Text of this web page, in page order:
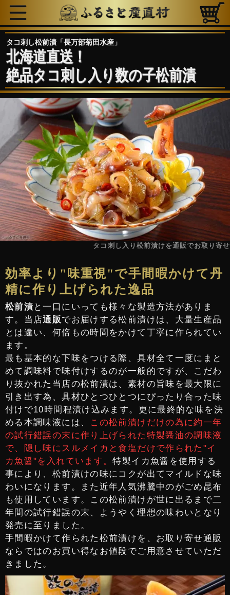
タコ刺し松前漬「長万部菊田水産」
北海道直送！
絶品タコ刺し入り数の子松前漬
タコ刺し入り松前漬けを通販でお取り寄せ
効率より"味重視"で手間暇かけて丹
精に作り上げられた逸品
松前漬と一口にいっても様々な製造方法がありま
す。当店通販でお届けする松前漬けは、大量生産品
とは違い、何倍もの時間をかけて丁寧に作られてい
ます。
最も基本的な下味をつける際、具材全て一度にまと
めて調味料で味付けするのが一般的ですが、こだわ
り抜かれた当店の松前漬は、素材の旨味を最大限に
引き出す為、具材ひとつひとつにぴったり合った味
付けで10時間程漬け込みます。更に最終的な味を決
める本調味液には、 この松前漬けだけの為に約一年
の試行錯誤の末に作り上げられた特製醤油の調味液
で、隠し味にスルメイカと食塩だけで作られた"イ
カ魚醤"を入れています。特製イカ魚醤を使用する
事により、松前漬けの味にコクが出てマイルドな味
わいになります。また近年人気沸騰中のがごめ昆布
も使用しています。この松前漬けが世に出るまで二
年間の試行錯誤の末、ようやく理想の味わいとなり
発売に至りました。
手間暇かけて作られた松前漬けを、お取り寄せ通販
ならではのお買い得なお値段でご用意させていただ
きました。